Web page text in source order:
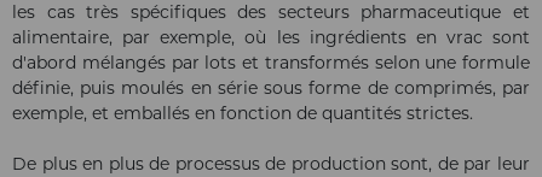
les cas très spécifiques des secteurs pharmaceutique et
alimentaire, par exemple, où les ingrédients en vrac sont
d'abord mélangés par lots et transformés selon une formule
définie, puis moulés en série sous forme de comprimés, par
exemple, et emballés en fonction de quantités strictes.
De plus en plus de processus de production sont, de par leur